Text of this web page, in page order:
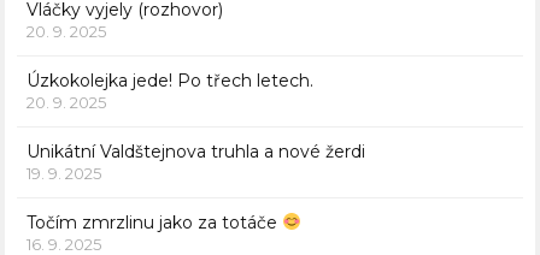
Vláčky vyjely (rozhovor)
20. 9. 2025
Úzkokolejka jede! Po třech letech.
20. 9. 2025
Unikátní Valdštejnova truhla a nové žerdi
19. 9. 2025
Točím zmrzlinu jako za totáče
16. 9. 2025